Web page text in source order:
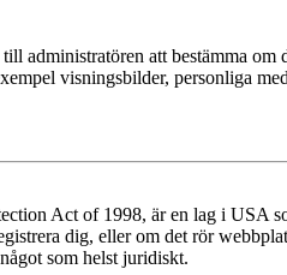
administratören att bestämma
visningsbilder, personliga
Act of 1998, är en lag i USA
dig, eller om det rör
som helst juridiskt.